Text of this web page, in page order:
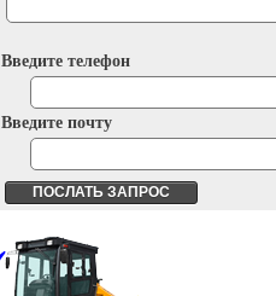
Введите телефон
Введите почту